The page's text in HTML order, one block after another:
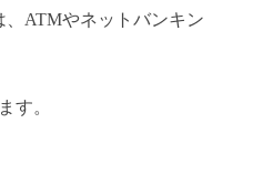
ATMやネットバンキン
す。